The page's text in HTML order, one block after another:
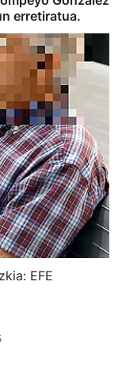
erretiratua.
EFE